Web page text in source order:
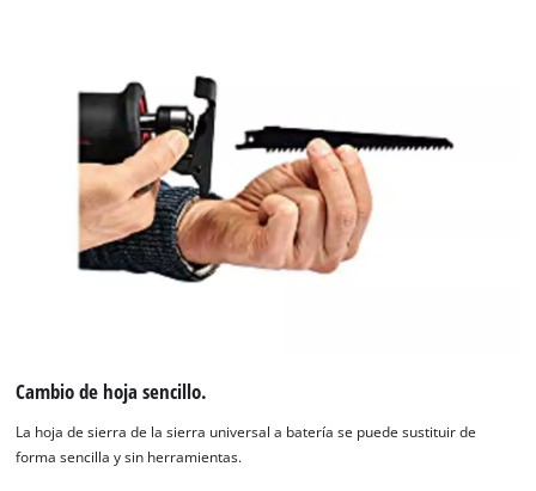
technologies
Powered
Usercentrics
Management
Cambio de hoja sencillo.
La hoja de sierra de la sierra universal a batería se puede sustituir de
forma sencilla y sin herramientas.